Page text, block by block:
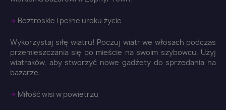
➜ Beztroskie i pełne uroku życie
Wykorzystaj siłę wiatru! Poczuj wiatr we włosach podczas
przemieszczania się po mieście na swoim szybowcu. Użyj
wiatraków, aby stworzyć nowe gadżety do sprzedania na
bazarze.
➜ Miłość wisi w powietrzu
You need to be logged in to save products in your
Anuluj Zaloguj się